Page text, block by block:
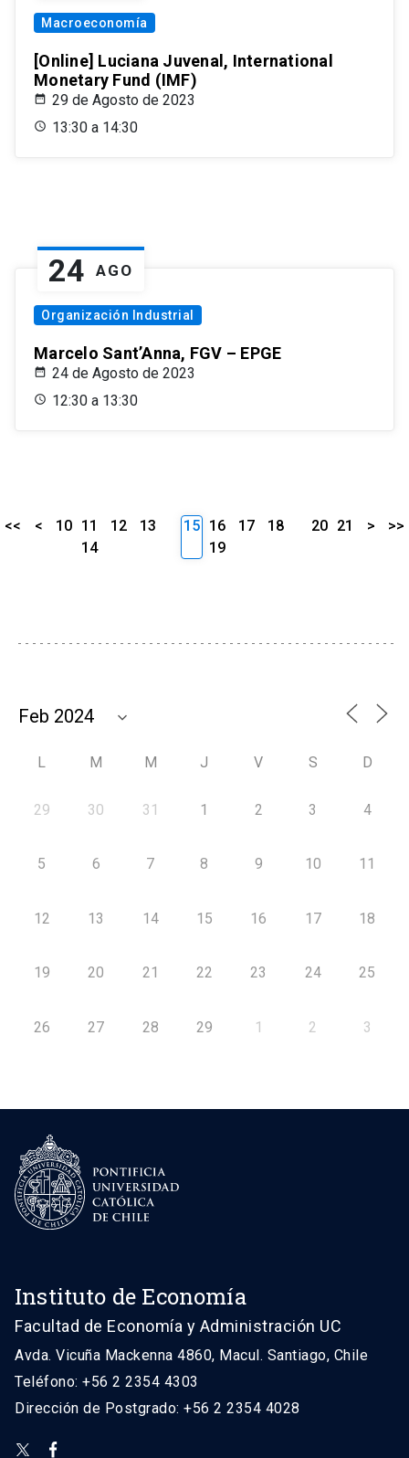
Macroeconomía
[Online] Luciana Juvenal, International
Monetary Fund (IMF)
29 de Agosto de 2023
13:30 a 14:30
24 AGO
Organización Industrial
Marcelo Sant’Anna, FGV – EPGE
24 de Agosto de 2023
12:30 a 13:30
<< < 10 11 12
13
14
15 16 17
18
19
20 21 > >>
L M M J V S D
29 30 31 1 2 3 4
5 6 7 8 9 10 11
12 13 14 15 16 17 18
19 20 21 22 23 24 25
26 27 28 29 1 2 3
Instituto de Economía
Facultad de Economía y Administración UC
Avda. Vicuña Mackenna 4860, Macul. Santiago, Chile
Teléfono: +56 2 2354 4303
Dirección de Postgrado: +56 2 2354 4028